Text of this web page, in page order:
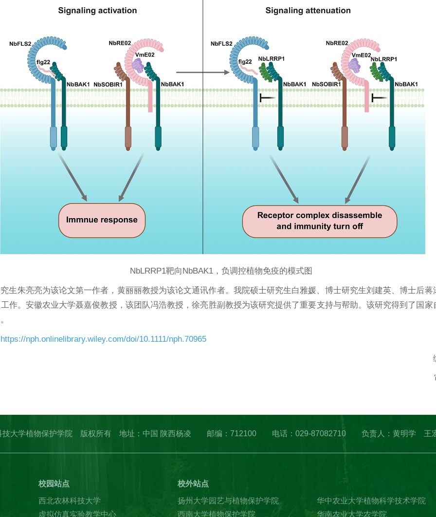
NbLRRP1靶向NbBAK1，负调控植物免疫的模式图
生朱亮亮为该论文第一作者，黄丽丽教授为该论文通讯作者。我院硕士研究生白雅媛、博士研究生刘建英、博士后蒋
作。安徽农业大学聂嘉俊教授，该团队冯浩教授，徐亮胜副教授为该研究提供了重要支持与帮助。该研究得到了国家
https://nph.onlinelibrary.wiley.com/doi/10.1111/nph.70965
技大学植物保护学院 版权所有 地址：中国 陕西杨凌 邮编：712100 电话：029-87082710 负责人：黄明学 王
校园站点
西北农林科技大学
虚拟仿真实验教学中心
校外站点
扬州大学园艺与植物保护学院
西南大学植物保护学院
华中农业大学植物科学技术学院
华南农业大学农学院